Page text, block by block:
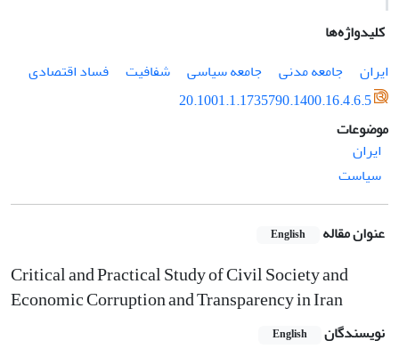
کلیدواژه‌ها
ایران
جامعه مدنی جامعه سیاسی شفافیت
فساد اقتصادی
20.1001.1.1735790.1400.16.4.6.5
موضوعات
ایران
سیاست
عنوان مقاله English
Critical and Practical Study of Civil Society and
Economic Corruption and Transparency in Iran
نویسندگان English